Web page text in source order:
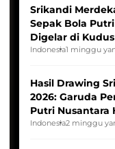
Srikandi
Sepak Bola
Digelar di Kudus
Indonesia1 minggu
Hasil Drawing
2026: Garuda
Putri Nusantara
Indonesia2 minggu